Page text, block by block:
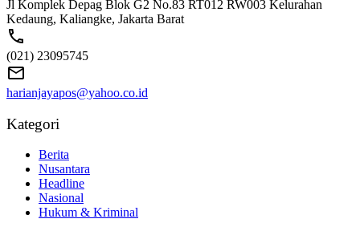
Jl Komplek Depag Blok G2 No.83 RT012 RW003 Kelurahan
Kedaung, Kaliangke, Jakarta Barat
(021) 23095745
harianjayapos@yahoo.co.id
Kategori
Berita
Nusantara
Headline
Nasional
Hukum & Kriminal